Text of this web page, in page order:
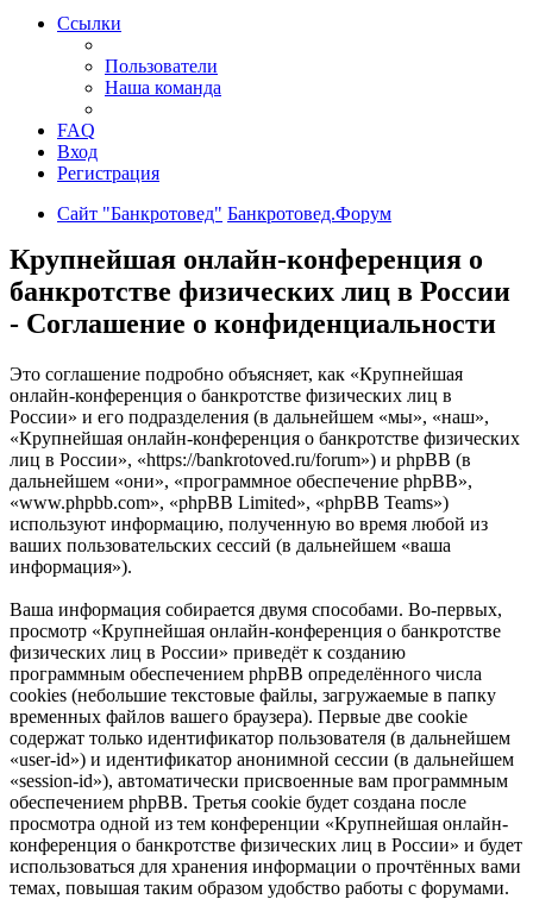
Ссылки
Пользователи
Наша команда
FAQ
Вход
Регистрация
Сайт "Банкротовед" Банкротовед.Форум
Крупнейшая онлайн-конференция о
банкротстве физических лиц в России
- Соглашение о конфиденциальности
Это соглашение подробно объясняет, как «Крупнейшая
онлайн-конференция о банкротстве физических лиц в
России» и его подразделения (в дальнейшем «мы», «наш»,
«Крупнейшая онлайн-конференция о банкротстве физических
лиц в России», «https://bankrotoved.ru/forum») и phpBB (в
дальнейшем «они», «программное обеспечение phpBB»,
«www.phpbb.com», «phpBB Limited», «phpBB Teams»)
используют информацию, полученную во время любой из
ваших пользовательских сессий (в дальнейшем «ваша
информация»).
Ваша информация собирается двумя способами. Во-первых,
просмотр «Крупнейшая онлайн-конференция о банкротстве
физических лиц в России» приведёт к созданию
программным обеспечением phpBB определённого числа
cookies (небольшие текстовые файлы, загружаемые в папку
временных файлов вашего браузера). Первые две cookie
содержат только идентификатор пользователя (в дальнейшем
«user-id») и идентификатор анонимной сессии (в дальнейшем
«session-id»), автоматически присвоенные вам программным
обеспечением phpBB. Третья cookie будет создана после
просмотра одной из тем конференции «Крупнейшая онлайн-
конференция о банкротстве физических лиц в России» и будет
использоваться для хранения информации о прочтённых вами
темах, повышая таким образом удобство работы с форумами.